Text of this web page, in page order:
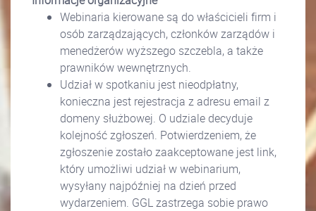
Webinaria kierowane są do właścicieli firm i
osób zarządzających, członków zarządów i
menedżerów wyższego szczebla, a także
prawników wewnętrznych.
Udział w spotkaniu jest nieodpłatny,
konieczna jest rejestracja z adresu email z
domeny służbowej. O udziale decyduje
kolejność zgłoszeń. Potwierdzeniem, że
zgłoszenie zostało zaakceptowane jest link,
który umożliwi udział w webinarium,
wysyłany najpóźniej na dzień przed
wydarzeniem. GGL zastrzega sobie prawo